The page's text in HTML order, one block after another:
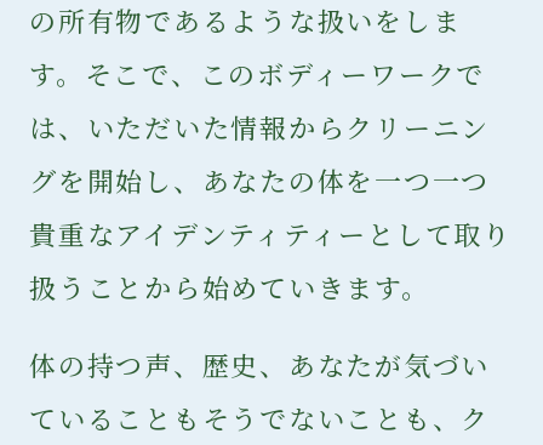
の所有物であるような扱いをしま
す。そこで、このボディーワークで
は、いただいた情報からクリーニン
グを開始し、あなたの体を一つ一つ
貴重なアイデンティティーとして取り
扱うことから始めていきます。
体の持つ声、歴史、あなたが気づい
ていることもそうでないことも、ク